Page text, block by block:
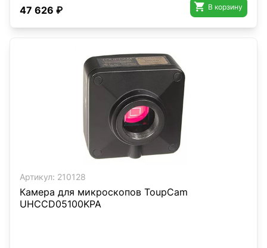
47 626 ₽  В корзину
Артикул: 210128
Камера для микроскопов ToupCam
UHCCD05100KPA